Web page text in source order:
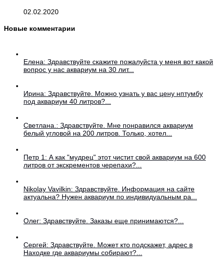
02.02.2020
Новые комментарии
Елена: Здравствуйте скажите пожалуйста у меня вот какой
вопрос у нас аквариум на 30 лит...
Ирина: Здравствуйте. Можно узнать у вас цену нптумбу
под аквариум 40 литров?...
Светлана.: Здравствуйте. Мне понравился аквариум
белый угловой на 200 литров. Только, хотел...
Петр 1: А как "мудрец" этот чистит свой аквариум на 600
литров от экскрементов черепахи?...
Nikolay Vavilkin: Здравствуйте. Информация на сайте
актуальна? Нужен аквариум по индивидуальным ра...
Олег: Здравствуйте. Заказы еще принимаются?...
Сергей: Здравствуйте. Может кто подскажет, адрес в
Находке где аквариумы собирают?...